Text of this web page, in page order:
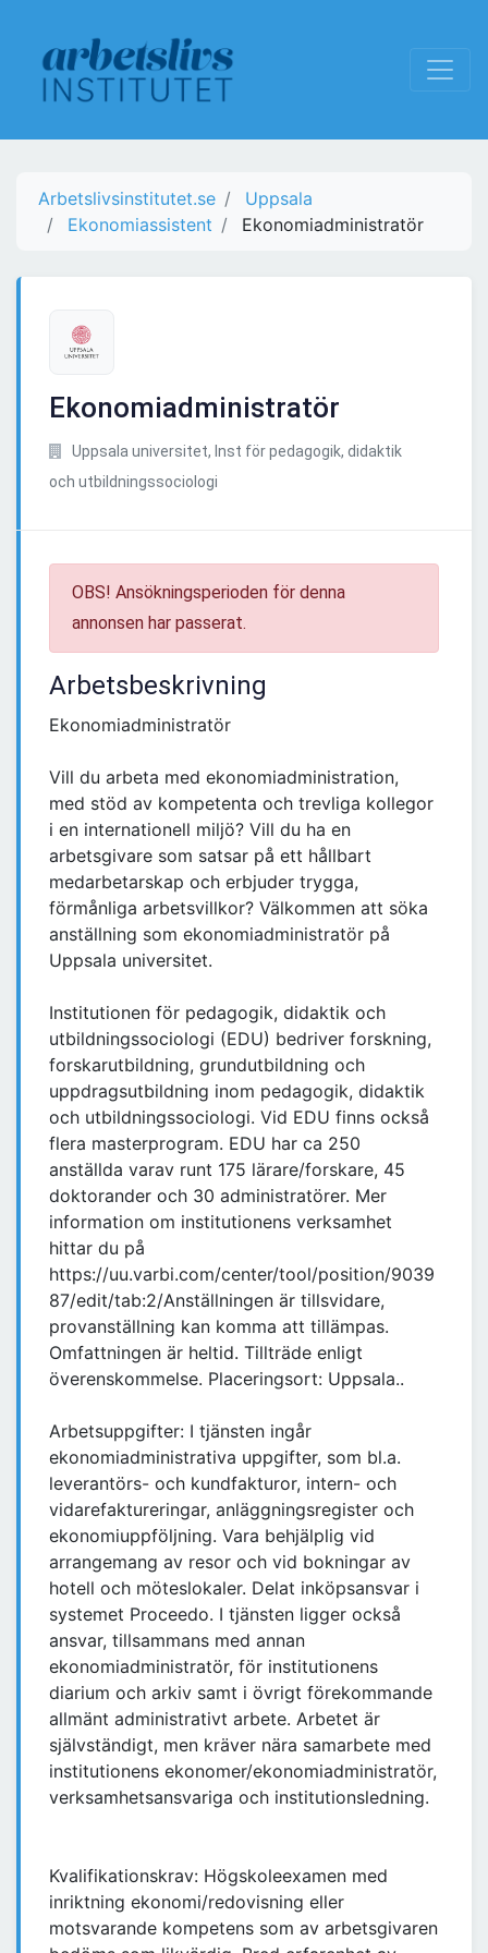
Arbetslivsinstitutet.se
Uppsala
Ekonomiassistent
Ekonomiadministratör
Ekonomiadministratör
Uppsala universitet, Inst för pedagogik, didaktik
och utbildningssociologi
OBS! Ansökningsperioden för denna
annonsen har passerat.
Arbetsbeskrivning
Ekonomiadministratör
Vill du arbeta med ekonomiadministration,
med stöd av kompetenta och trevliga kollegor
i en internationell miljö? Vill du ha en
arbetsgivare som satsar på ett hållbart
medarbetarskap och erbjuder trygga,
förmånliga arbetsvillkor? Välkommen att söka
anställning som ekonomiadministratör på
Uppsala universitet.
Institutionen för pedagogik, didaktik och
utbildningssociologi (EDU) bedriver forskning,
forskarutbildning, grundutbildning och
uppdragsutbildning inom pedagogik, didaktik
och utbildningssociologi. Vid EDU finns också
flera masterprogram. EDU har ca 250
anställda varav runt 175 lärare/forskare, 45
doktorander och 30 administratörer. Mer
information om institutionens verksamhet
hittar du på
https://uu.varbi.com/center/tool/position/9039
87/edit/tab:2/Anställningen är tillsvidare,
provanställning kan komma att tillämpas.
Omfattningen är heltid. Tillträde enligt
överenskommelse. Placeringsort: Uppsala..
Arbetsuppgifter: I tjänsten ingår
ekonomiadministrativa uppgifter, som bl.a.
leverantörs- och kundfakturor, intern- och
vidarefaktureringar, anläggningsregister och
ekonomiuppföljning. Vara behjälplig vid
arrangemang av resor och vid bokningar av
hotell och möteslokaler. Delat inköpsansvar i
systemet Proceedo. I tjänsten ligger också
ansvar, tillsammans med annan
ekonomiadministratör, för institutionens
diarium och arkiv samt i övrigt förekommande
allmänt administrativt arbete. Arbetet är
självständigt, men kräver nära samarbete med
institutionens ekonomer/ekonomiadministratör,
verksamhetsansvariga och institutionsledning.
Kvalifikationskrav: Högskoleexamen med
inriktning ekonomi/redovisning eller
motsvarande kompetens som av arbetsgivaren